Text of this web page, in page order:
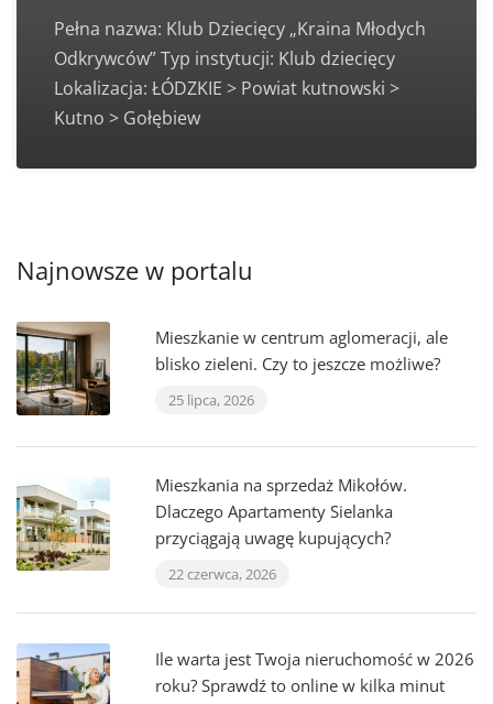
Pełna nazwa: Klub Dziecięcy „Kraina Młodych
Odkrywców” Typ instytucji: Klub dziecięcy
Lokalizacja: ŁÓDZKIE > Powiat kutnowski >
Kutno > Gołębiew
Najnowsze w portalu
Mieszkanie w centrum aglomeracji, ale
blisko zieleni. Czy to jeszcze możliwe?
25 lipca, 2026
Mieszkania na sprzedaż Mikołów.
Dlaczego Apartamenty Sielanka
przyciągają uwagę kupujących?
22 czerwca, 2026
Ile warta jest Twoja nieruchomość w 2026
roku? Sprawdź to online w kilka minut